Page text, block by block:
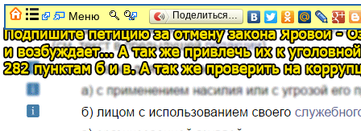
Меню Поделиться…